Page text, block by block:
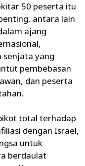
50 peserta itu
antara lain
ajang
senjata yang
pembebasan
dan peserta
total terhadap
dengan Israel,
untuk
berdaulat